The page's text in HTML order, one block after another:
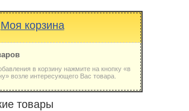
Моя корзина
в корзину нажмите на кнопку «в
возле интересующего Вас товара.
товары